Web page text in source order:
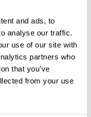
and ads, to
analyse our traffic.
use of our site with
partners who
that you’ve
from your use
km à proximité de